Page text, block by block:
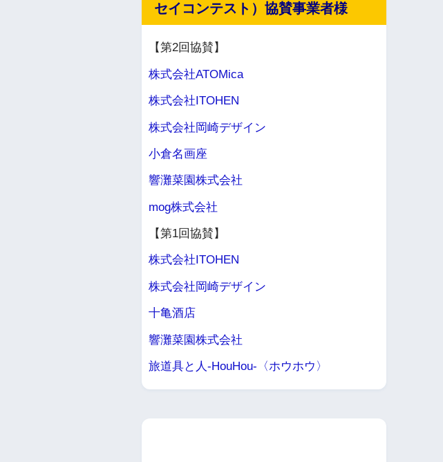
セイコンテスト）協賛事業者様
【第2回協賛】
株式会社ATOMica
株式会社ITOHEN
株式会社岡崎デザイン
小倉名画座
響灘菜園株式会社
mog株式会社
【第1回協賛】
株式会社ITOHEN
株式会社岡崎デザイン
十亀酒店
響灘菜園株式会社
旅道具と人-HouHou-〈ホウホウ〉